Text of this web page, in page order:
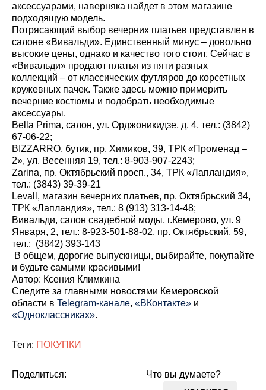
аксессуарами, наверняка найдет в этом магазине
подходящую модель.
Потрясающий выбор вечерних платьев представлен в
салоне «Вивальди». Единственный минус – довольно
высокие цены, однако и качество того стоит. Сейчас в
«Вивальди» продают платья из пяти разных
коллекций – от классических футляров до корсетных
кружевных пачек. Также здесь можно примерить
вечерние костюмы и подобрать необходимые
аксессуары.
Bella Prima, салон, ул. Орджоникидзе, д. 4, тел.: (3842)
67-06-22;
BIZZARRO, бутик, пр. Химиков, 39, ТРК «Променад –
2», ул. Весенняя 19, тел.: 8-903-907-2243;
Zarina, пр. Октябрьский просп., 34, ТРК «Лапландия»,
тел.: (3843) 39-39-21
Levall, магазин вечерних платьев, пр. Октябрьский 34,
ТРК «Лапландия», тел.: 8 (913) 313-14-48;
Вивальди, салон свадебной моды, г.Кемерово, ул. 9
Января, 2, тел.: 8-923-501-88-02, пр. Октябрьский, 59,
тел.: (3842) 393-143
В общем, дорогие выпускницы, выбирайте, покупайте
и будьте самыми красивыми!
Автор: Ксения Климкина
Cледите за главными новостями Кемеровской
области в Telegram-канале, «ВКонтакте» и
«Одноклассниках».
Теги: ПОКУПКИ
Что вы думаете?
Поделиться: